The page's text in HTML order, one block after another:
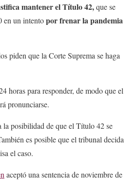
mantener el Título 42,que se
en un intentopor frenar la pandemia
piden que la Corte Suprema se haga
horas para responder, de modo que el
pronunciarse.
la posibilidad de que el Título 42 se
es posible que el tribunal decida
el caso.
aceptó una sentencia de noviembre de